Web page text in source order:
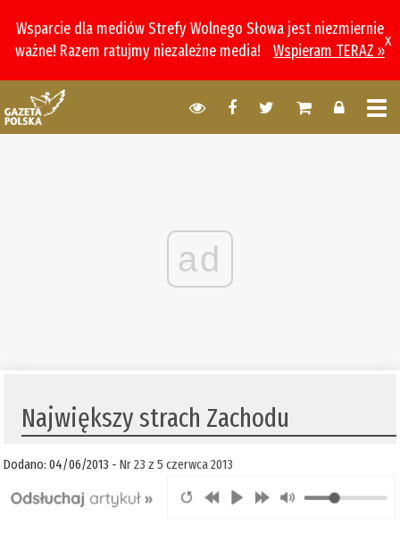
Wsparcie dla mediów Strefy Wolnego Słowa jest niezmiernie
ważne! Razem ratujmy niezależne media!
Wspieram TERAZ »
x
ad
Największy strach Zachodu
Dodano: 04/06/2013 -Nr 23 z 5 czerwca 2013